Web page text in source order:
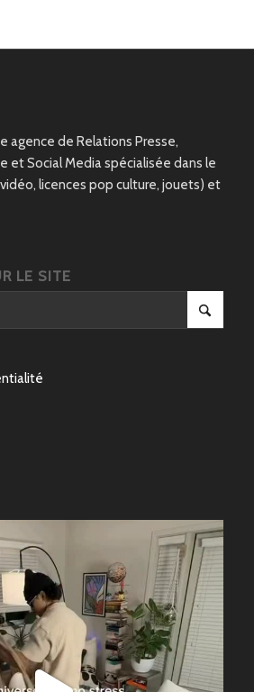
agence de Relations Presse,
et Social Media spécialisée dans le
licences pop culture, jouets) et
LE SITE